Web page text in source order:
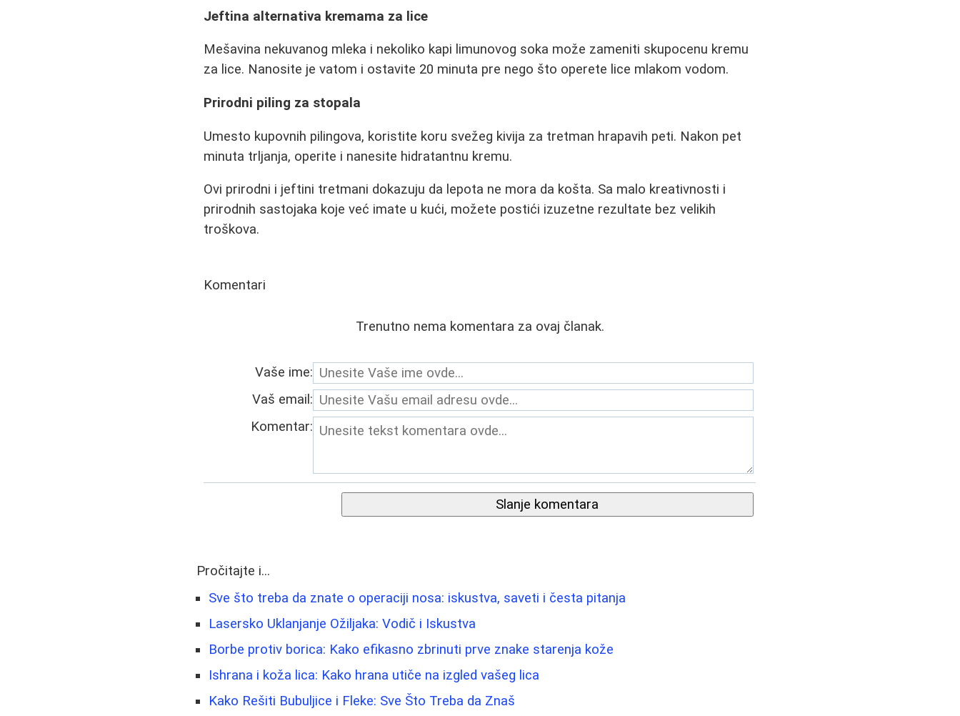
Jeftina alternativa kremama za lice
Mešavina nekuvanog mleka i nekoliko kapi limunovog soka može zameniti skupocenu kremu
za lice. Nanosite je vatom i ostavite 20 minuta pre nego što operete lice mlakom vodom.
Prirodni piling za stopala
Umesto kupovnih pilingova, koristite koru svežeg kivija za tretman hrapavih peti. Nakon pet
minuta trljanja, operite i nanesite hidratantnu kremu.
Ovi prirodni i jeftini tretmani dokazuju da lepota ne mora da košta. Sa malo kreativnosti i
prirodnih sastojaka koje već imate u kući, možete postići izuzetne rezultate bez velikih
troškova.
Komentari
Trenutno nema komentara za ovaj članak.
Vaše ime:
Vaš email:
Komentar:
Slanje komentara
Pročitajte i...
Sve što treba da znate o operaciji nosa: iskustva, saveti i česta pitanja
Lasersko Uklanjanje Ožiljaka: Vodič i Iskustva
Borbe protiv borica: Kako efikasno zbrinuti prve znake starenja kože
Ishrana i koža lica: Kako hrana utiče na izgled vašeg lica
Kako Rešiti Bubuljice i Fleke: Sve Što Treba da Znaš